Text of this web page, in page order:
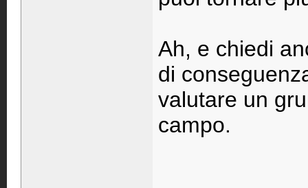
Ah, e chiedi
di
valutare un
campo.